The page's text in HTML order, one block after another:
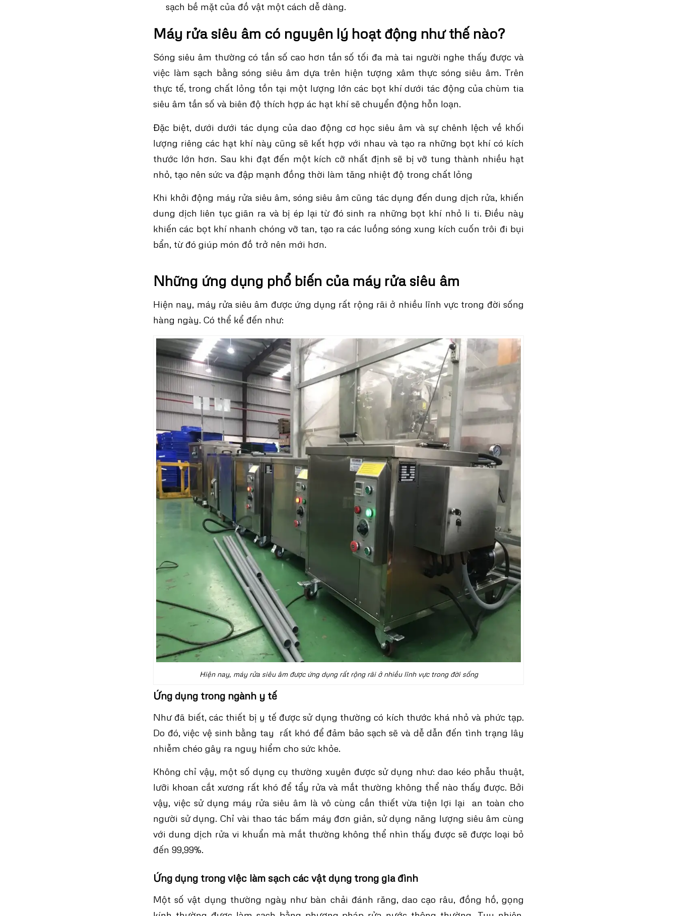
sạch bề mặt của đồ vật một cách dễ dàng.
Máy rửa siêu âm có nguyên lý hoạt động như thế nào?
Sóng siêu âm thường có tần số cao hơn tần số tối đa mà tai người nghe thấy được và
việc làm sạch bằng sóng siêu âm dựa trên hiện tượng xâm thực sóng siêu âm. Trên
thực tế, trong chất lỏng tồn tại một lượng lớn các bọt khí dưới tác động của chùm tia
siêu âm tần số và biên độ thích hợp ác hạt khí sẽ chuyển động hỗn loạn.
Đặc biệt, dưới dưới tác dụng của dao động cơ học siêu âm và sự chênh lệch về khối
lượng riêng các hạt khí này cũng sẽ kết hợp với nhau và tạo ra những bọt khí có kích
thước lớn hơn. Sau khi đạt đến một kích cỡ nhất định sẽ bị vỡ tung thành nhiều hạt
nhỏ, tạo nên sức va đập mạnh đồng thời làm tăng nhiệt độ trong chất lỏng
Khi khởi động máy rửa siêu âm, sóng siêu âm cũng tác dụng đến dung dịch rửa, khiến
dung dịch liên tục giãn ra và bị ép lại từ đó sinh ra những bọt khí nhỏ li ti. Điều này
khiến các bọt khí nhanh chóng vỡ tan, tạo ra các luồng sóng xung kích cuốn trôi đi bụi
bẩn, từ đó giúp món đồ trở nên mới hơn.
Những ứng dụng phổ biến của máy rửa siêu âm
Hiện nay, máy rửa siêu âm được ứng dụng rất rộng rãi ở nhiều lĩnh vực trong đời sống
hàng ngày. Có thể kể đến như:
Hiện nay, máy rửa siêu âm được ứng dụng rất rộng rãi ở nhiều lĩnh vực trong đời sống
Ứng dụng trong ngành y tế
Như đã biết, các thiết bị y tế được sử dụng thường có kích thước khá nhỏ và phức tạp.
Do đó, việc vệ sinh bằng tay rất khó để đảm bảo sạch sẽ và dễ dẫn đến tình trạng lây
nhiễm chéo gây ra nguy hiểm cho sức khỏe.
Không chỉ vậy, một số dụng cụ thường xuyên được sử dụng như: dao kéo phẫu thuật,
lưỡi khoan cắt xương rất khó để tẩy rửa và mắt thường không thể nào thấy được. Bởi
vậy, việc sử dụng máy rửa siêu âm là vô cùng cần thiết vừa tiện lợi lại an toàn cho
người sử dụng. Chỉ vài thao tác bấm máy đơn giản, sử dụng năng lượng siêu âm cùng
với dung dịch rửa vi khuẩn mà mắt thường không thể nhìn thấy được sẽ được loại bỏ
đến 99,99%.
Ứng dụng trong việc làm sạch các vật dụng trong gia đình
Một số vật dụng thường ngày như bàn chải đánh răng, dao cạo râu, đồng hồ, gọng